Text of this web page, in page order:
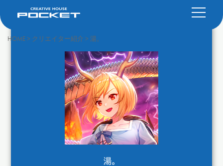
HOME> クリエイター紹介 > 湯。
湯。